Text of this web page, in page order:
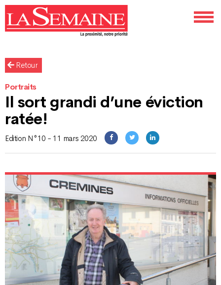
Retour
Portraits
Il sort grandi d’une éviction
ratée!
Edition N°10 - 11 mars 2020